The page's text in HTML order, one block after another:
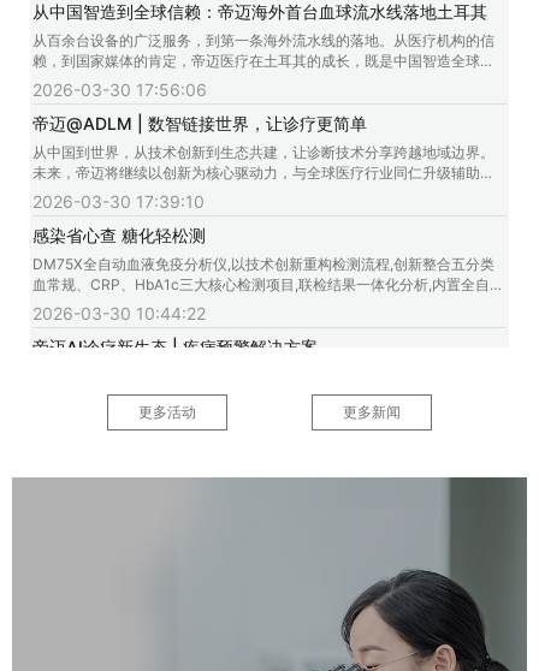
从中国智造到全球信赖：帝迈海外首台血球流水线落地土耳其
从百余台设备的广泛服务，到第一条海外流水线的落地。从医疗机构的信
赖，到国家媒体的肯定，帝迈医疗在土耳其的成长，既是中国智造全球竞
争力的生动体现，也是其以创新赋能服务全球的实践缩影。
2026-03-30 17:56:06
帝迈@ADLM | 数智链接世界，让诊疗更简单
从中国到世界，从技术创新到生态共建，让诊断技术分享跨越地域边界。
未来，帝迈将继续以创新为核心驱动力，与全球医疗行业同仁升级辅助临
床维度，拓展创新合作模式，让诊疗更简单。
2026-03-30 17:39:10
感染省心查 糖化轻松测
DM75X全自动血液免疫分析仪,以技术创新重构检测流程,创新整合五分类
血常规、CRP、HbA1c三大核心检测项目,联检结果一体化分析,内置全自动
末梢血检测系统,搭载智能全自动维护清洗功能、专用低值检测模式,让检验
更省心,让诊疗更简单。
2026-03-30 10:44:22
帝迈AI诊疗新生态 | 疾病预警解决方案
研发更多预警模型。通过技术与临床的持续融合,推动检验医学从被动检测
升级为临床决策支撑,构建更完善的AI诊疗新生态,让诊疗更简单。
2026-03-30 10:37:05
2026 年，帝迈将一如既往以创新为内生动力，深化全球合作，以中国智造
为桥，链接全球诊疗生态，让AI赋能更多医疗场景，推动检验医学智能化
更多活动 更多新闻